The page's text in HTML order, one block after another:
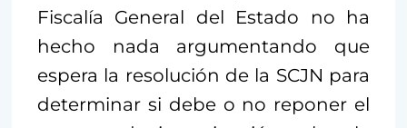
Fiscalía General del Estado no ha
hecho nada argumentando que
espera la resolución de la SCJN para
determinar si debe o no reponer el